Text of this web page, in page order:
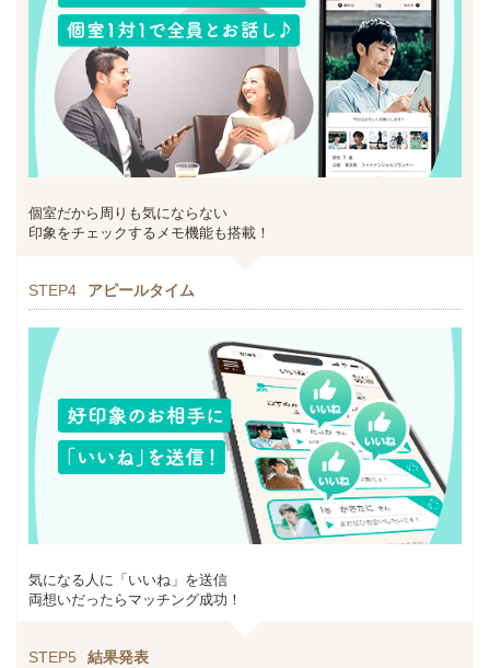
個室だから周りも気にならない
印象をチェックするメモ機能も搭載！
STEP4 アピールタイム
気になる人に「いいね」を送信
両想いだったらマッチング成功！
STEP5 結果発表